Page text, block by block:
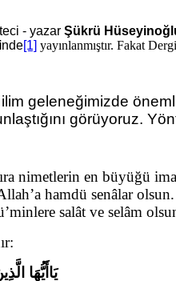
- yazar Şükrü
nde[1] yayınlanmıştır. Fakat
geleneğimizde
görüyoruz.
nimetlerin en büyüğü
hamdü senâlar
salât ve selâm
يَاأَيُّهَا